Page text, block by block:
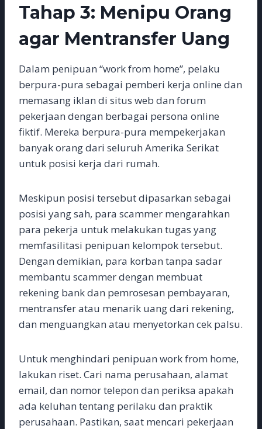
Tahap 3: Menipu Orang
agar Mentransfer Uang
Dalam penipuan “work from home”, pelaku
berpura-pura sebagai pemberi kerja online dan
memasang iklan di situs web dan forum
pekerjaan dengan berbagai persona online
fiktif. Mereka berpura-pura mempekerjakan
banyak orang dari seluruh Amerika Serikat
untuk posisi kerja dari rumah.
Meskipun posisi tersebut dipasarkan sebagai
posisi yang sah, para scammer mengarahkan
para pekerja untuk melakukan tugas yang
memfasilitasi penipuan kelompok tersebut.
Dengan demikian, para korban tanpa sadar
membantu scammer dengan membuat
rekening bank dan pemrosesan pembayaran,
mentransfer atau menarik uang dari rekening,
dan menguangkan atau menyetorkan cek palsu.
Untuk menghindari penipuan work from home,
lakukan riset. Cari nama perusahaan, alamat
email, dan nomor telepon dan periksa apakah
ada keluhan tentang perilaku dan praktik
perusahaan. Pastikan, saat mencari pekerjaan